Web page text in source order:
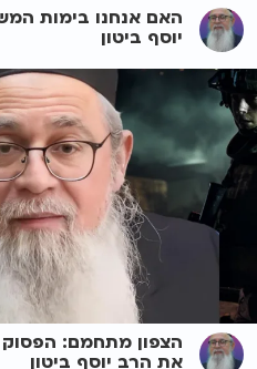
האם אנחנו בימות
יוסף ביטון
הצפון מתחמם:
את הרב יוסף ביטון